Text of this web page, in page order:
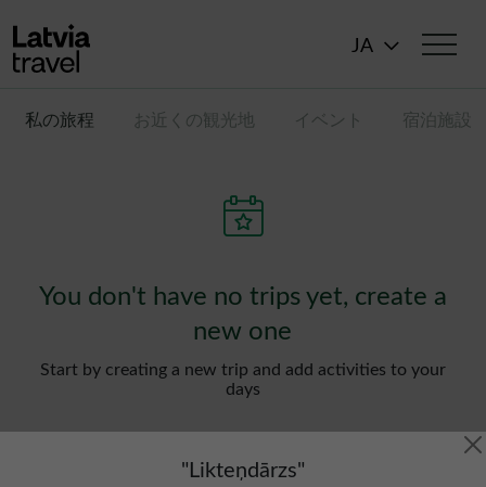
JA
私の旅程 お近くの観光地 イベント 宿泊施設
You don't have no trips yet, create a
new one
Start by creating a new trip and add activities to your
days
" Likteņdārzs"